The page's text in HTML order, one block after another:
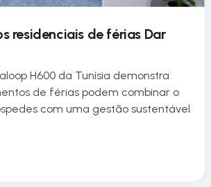
residenciais de férias Dar
H600 da Tunísia demonstra
de férias podem combinar o
com uma gestão sustentável